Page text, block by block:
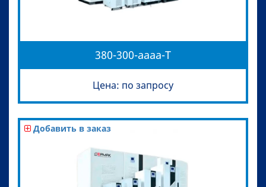
380-300-aaaa-T
Цена: по запросу
Добавить в заказ